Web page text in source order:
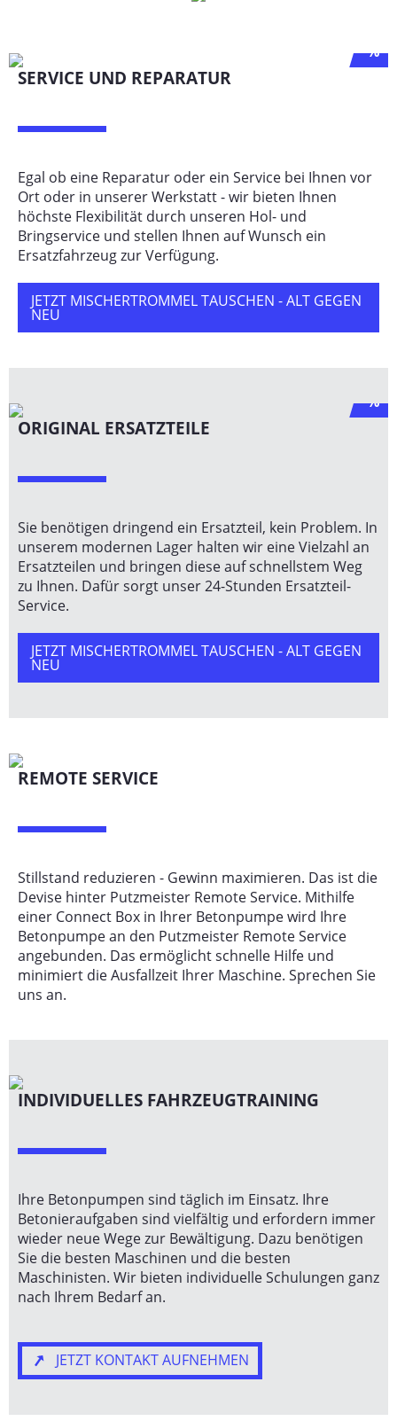
%
SERVICE UND REPARATUR
Egal ob eine Reparatur oder ein Service bei Ihnen vor
Ort oder in unserer Werkstatt - wir bieten Ihnen
höchste Flexibilität durch unseren Hol- und
Bringservice und stellen Ihnen auf Wunsch ein
Ersatzfahrzeug zur Verfügung.
JETZT MISCHERTROMMEL TAUSCHEN - ALT GEGEN
NEU
%
ORIGINAL ERSATZTEILE
Sie benötigen dringend ein Ersatzteil, kein Problem. In
unserem modernen Lager halten wir eine Vielzahl an
Ersatzteilen und bringen diese auf schnellstem Weg
zu Ihnen. Dafür sorgt unser 24-Stunden Ersatzteil-
Service.
JETZT MISCHERTROMMEL TAUSCHEN - ALT GEGEN
NEU
REMOTE SERVICE
Stillstand reduzieren - Gewinn maximieren. Das ist die
Devise hinter Putzmeister Remote Service. Mithilfe
einer Connect Box in Ihrer Betonpumpe wird Ihre
Betonpumpe an den Putzmeister Remote Service
angebunden. Das ermöglicht schnelle Hilfe und
minimiert die Ausfallzeit Ihrer Maschine. Sprechen Sie
uns an.
INDIVIDUELLES FAHRZEUGTRAINING
Ihre Betonpumpen sind täglich im Einsatz. Ihre
Betonieraufgaben sind vielfältig und erfordern immer
wieder neue Wege zur Bewältigung. Dazu benötigen
Sie die besten Maschinen und die besten
Maschinisten. Wir bieten individuelle Schulungen ganz
nach Ihrem Bedarf an.
JETZT KONTAKT AUFNEHMEN